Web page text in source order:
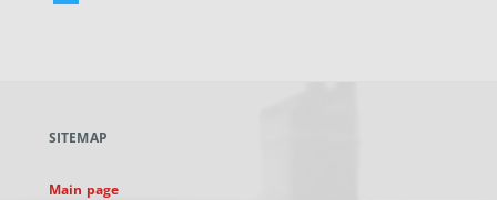
new
SITEMAP
Main page